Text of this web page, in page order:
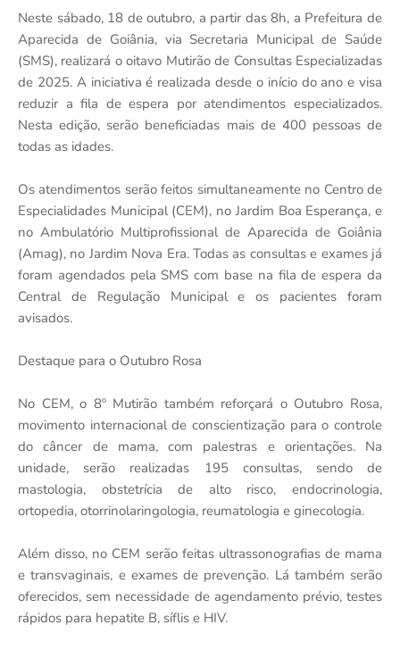
Neste sábado, 18 de outubro, a partir das 8h, a Prefeitura de
Aparecida de Goiânia, via Secretaria Municipal de Saúde
(SMS), realizará o oitavo Mutirão de Consultas Especializadas
de 2025. A iniciativa é realizada desde o início do ano e visa
reduzir a fila de espera por atendimentos especializados.
Nesta edição, serão beneficiadas mais de 400 pessoas de
todas as idades.
Os atendimentos serão feitos simultaneamente no Centro de
Especialidades Municipal (CEM), no Jardim Boa Esperança, e
no Ambulatório Multiprofissional de Aparecida de Goiânia
(Amag), no Jardim Nova Era. Todas as consultas e exames já
foram agendados pela SMS com base na fila de espera da
Central de Regulação Municipal e os pacientes foram
avisados.
Destaque para o Outubro Rosa
No CEM, o 8º Mutirão também reforçará o Outubro Rosa,
movimento internacional de conscientização para o controle
do câncer de mama, com palestras e orientações. Na
unidade, serão realizadas 195 consultas, sendo de
mastologia, obstetrícia de alto risco, endocrinologia,
ortopedia, otorrinolaringologia, reumatologia e ginecologia.
Além disso, no CEM serão feitas ultrassonografias de mama
e transvaginais, e exames de prevenção. Lá também serão
oferecidos, sem necessidade de agendamento prévio, testes
rápidos para hepatite B, síflis e HIV.